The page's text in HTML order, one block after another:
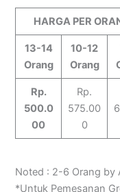
HARGA PER
13-14
Orang
10-12
Orang
Rp.
500.0
00
Rp.
575.00
0
Noted : 2-6 Orang by
*Untuk Pemesanan